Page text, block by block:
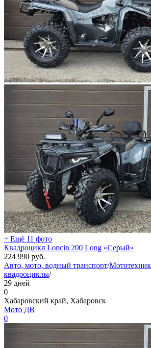
+ Ещё 11 фото
Квадроцикл Loncin 200 Long «Серый»
224 990 руб.
Авто, мото, водный транспорт/
квадроциклы/
29 дней
0
Хабаровский край, Хабаровск
Мото ДВ
0